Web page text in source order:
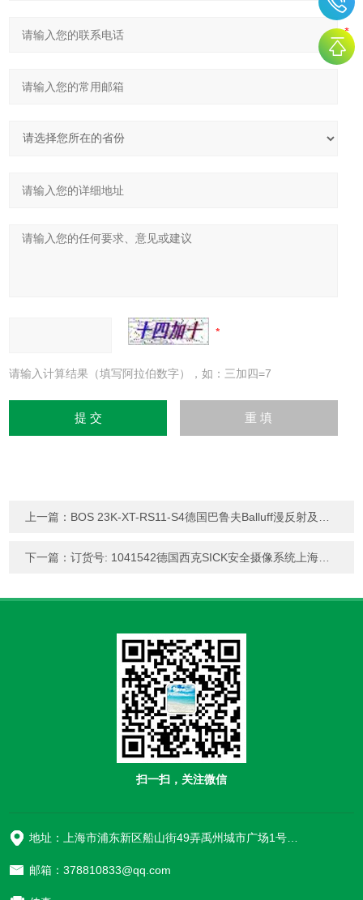
请输入计算结果（填写阿拉伯数字），如：三加四=7
上一篇： BOS 23K-XT-RS11-S4德国巴鲁夫Balluff漫反射及对射型传感器
下一篇：订货号: 1041542德国西克SICK安全摄像系统上海韬世
扫一扫，关注微信
地址：上海市浦东新区船山街49弄禹州城市广场1号楼906
邮箱：378810833@qq.com